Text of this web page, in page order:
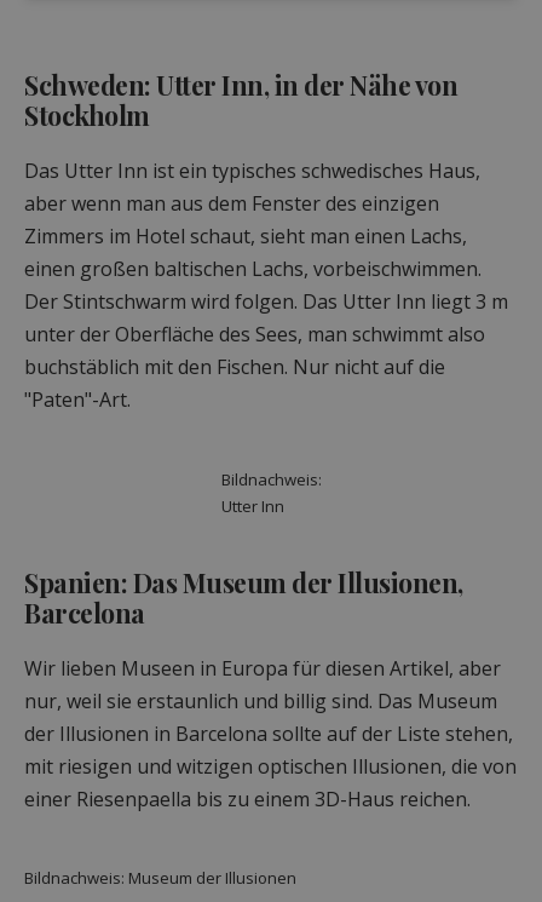
Schweden: Utter Inn, in der Nähe von
Stockholm
Das Utter Inn ist ein typisches schwedisches Haus,
aber wenn man aus dem Fenster des einzigen
Zimmers im Hotel schaut, sieht man einen Lachs,
einen großen baltischen Lachs, vorbeischwimmen.
Der Stintschwarm wird folgen. Das Utter Inn liegt 3 m
unter der Oberfläche des Sees, man schwimmt also
buchstäblich mit den Fischen. Nur nicht auf die
"Paten"-Art.
Bildnachweis:
Utter Inn
Spanien: Das Museum der Illusionen,
Barcelona
Wir lieben Museen in Europa für diesen Artikel, aber
nur, weil sie erstaunlich und billig sind. Das Museum
der Illusionen in Barcelona sollte auf der Liste stehen,
mit riesigen und witzigen optischen Illusionen, die von
einer Riesenpaella bis zu einem 3D-Haus reichen.
Bildnachweis: Museum der Illusionen